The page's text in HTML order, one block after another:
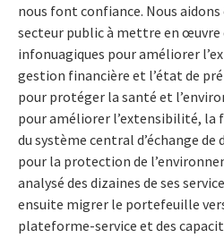
nous font confiance. Nous
secteur public à mettre en œuvre
infonuagiques pour améliorer
gestion financière et l’état de
pour protéger la santé et
pour améliorer l’extensibilité,
du système central d’échange de
pour la protection de
analysé des dizaines de ses
ensuite migrer le portefeuille
plateforme-service et des